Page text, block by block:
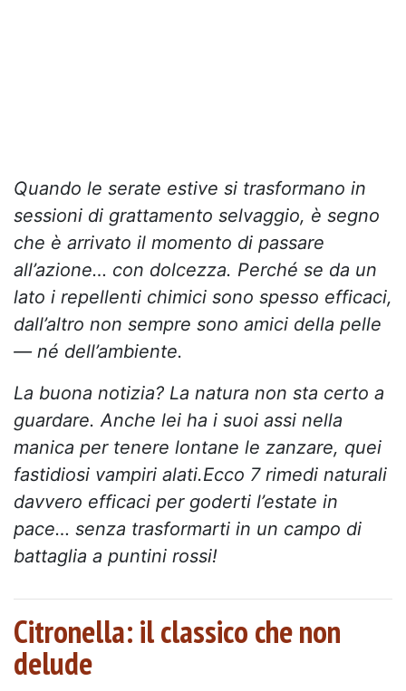
Quando le serate estive si trasformano in
sessioni di grattamento selvaggio, è segno
che è arrivato il momento di passare
all’azione… con dolcezza. Perché se da un
lato i repellenti chimici sono spesso efficaci,
dall’altro non sempre sono amici della pelle
— né dell’ambiente.
La buona notizia? La natura non sta certo a
guardare. Anche lei ha i suoi assi nella
manica per tenere lontane le zanzare, quei
fastidiosi vampiri alati.Ecco 7 rimedi naturali
davvero efficaci per goderti l’estate in
pace… senza trasformarti in un campo di
battaglia a puntini rossi!
Citronella: il classico che non
delude